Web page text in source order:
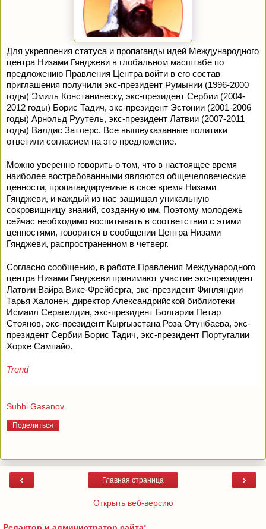
Для укрепления статуса и пропаганды идей Международного
центра Низами Гянджеви в глобальном масштабе по
предложению Правления Центра войти в его состав
приглашения получили экс-президент Румынии (1996-2000
годы) Эмиль Констанинеску, экс-президент Сербии (2004-
2012 годы) Борис Тадич, экс-президент Эстонии (2001-2006
годы) Арнольд Руутель, экс-президент Латвии (2007-2011
годы) Валдис Затлерс. Все вышеуказанные политики
ответили согласием на это предложение.
Можно уверенно говорить о том, что в настоящее время
наиболее востребованными являются общечеловеческие
ценности, пропагандируемые в свое время Низами
Гянджеви, и каждый из нас защищал уникальную
сокровищницу знаний, созданную им. Поэтому молодежь
сейчас необходимо воспитывать в соответствии с этими
ценностями, говорится в сообщении Центра Низами
Гянджеви, распространенном в четверг.
Согласно сообщению, в работе Правления Международного
центра Низами Гянджеви принимают участие экс-президент
Латвии Вайра Вике-Фрейберга, экс-президент Финляндии
Тарья Халонен, директор Александрийской библиотеки
Исмаил Серагелдин, экс-президент Болгарии Петар
Стоянов, экс-президент Кыргызстана Роза Отунбаева, экс-
президент Сербии Борис Тадич, экс-президент Португалии
Хорхе Сампайо.
Trend
Subhi Gasanov
Поделиться
‹ ›
Главная страница
Открыть веб-версию
Редактор и администратор сайта: